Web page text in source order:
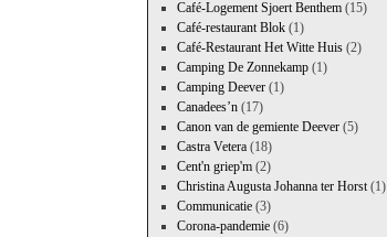
Café-Logement Sjoert Benthem(15)
Café-restaurant Blok(1)
Café-Restaurant Het Witte Huis(2)
Camping De Zonnekamp(1)
Camping Deever(1)
Canadees’n(17)
Canon van de gemiente Deever(5)
Castra Vetera(18)
Cent'n griep'm(2)
Christina Augusta Johanna ter Horst(1)
Communicatie(3)
Corona-pandemie(6)